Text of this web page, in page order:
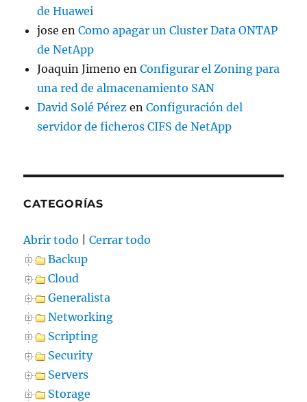
de Huawei
jose enComo apagar un Cluster Data ONTAP
de NetApp
Joaquin Jimeno enConfigurar el Zoning para
una red de almacenamiento SAN
David Solé Pérez enConfiguración del
servidor de ficheros CIFS de NetApp
CATEGORÍAS
Abrir todo |Cerrar todo
Backup
Cloud
Generalista
Networking
Scripting
Security
Servers
Storage